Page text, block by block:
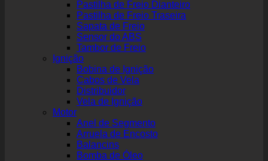
Pastilha de Freio Dianteiro
Pastilha de Freio Traseira
Sapata de Freio
Sensor do ABS
Tambor de Freio
Ignição
Bobina de Ignição
Cabos de Vela
Distribuidor
Vela de Ignição
Motor
Anel de Segmento
Arruela de Encosto
Balancins
Bomba de Óleo